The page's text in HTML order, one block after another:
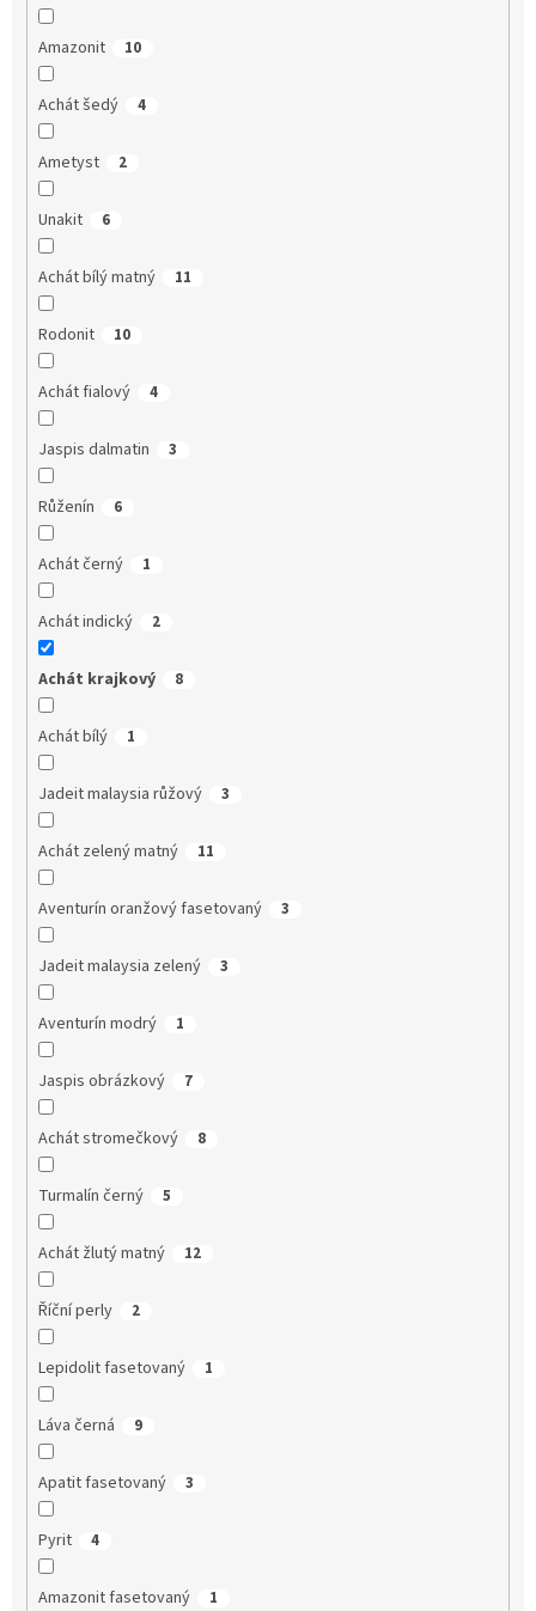
Amazonit 10
Achát šedý 4
Ametyst 2
Unakit 6
Achát bílý matný 11
Rodonit 10
Achát fialový 4
Jaspis dalmatin 3
Růženín 6
Achát černý 1
Achát indický 2
Achát krajkový 8
Achát bílý 1
Jadeit malaysia růžový 3
Achát zelený matný 11
Aventurín oranžový fasetovaný 3
Jadeit malaysia zelený 3
Aventurín modrý 1
Jaspis obrázkový 7
Achát stromečkový 8
Turmalín černý 5
Achát žlutý matný 12
Říční perly 2
Lepidolit fasetovaný 1
Láva černá 9
Apatit fasetovaný 3
Pyrit 4
Amazonit fasetovaný 1